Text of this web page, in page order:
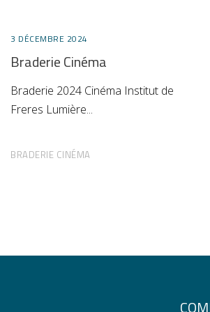
3 DÉCEMBRE 2024
Braderie Cinéma
Braderie 2024 Cinéma Institut de
Freres Lumière
BRADERIE CINÉMA